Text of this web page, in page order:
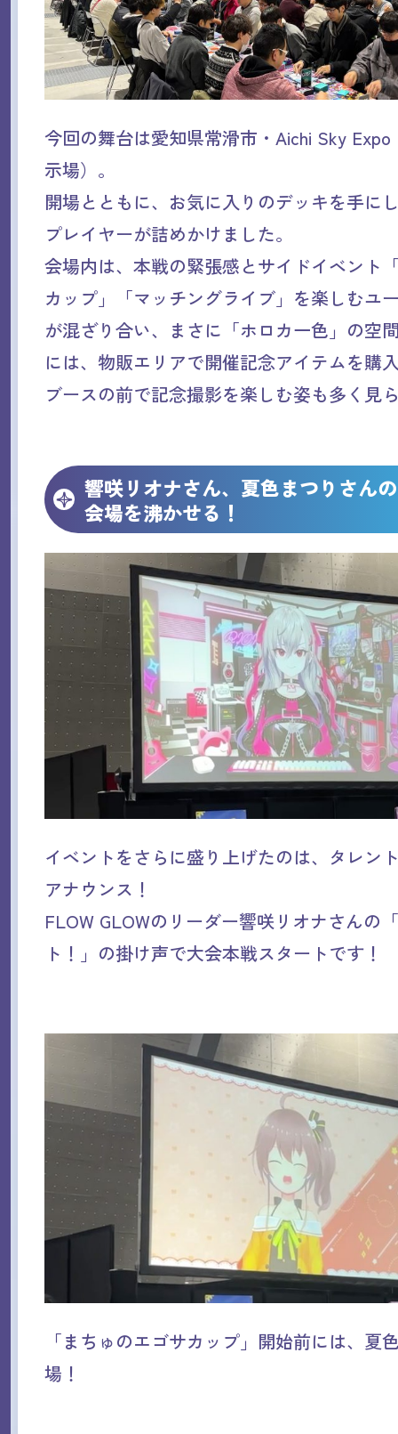
今回の舞台は愛知県常滑市・Aichi Sky
示場）。
開場とともに、お気に入りのデッキを手に
プレイヤーが詰めかけました。
会場内は、本戦の緊張感とサイドイベント
カップ」「マッチングライブ」を楽しむユ
が混ざり合い、まさに「ホロカ一色」の空
には、物販エリアで開催記念アイテムを購
ブースの前で記念撮影を楽しむ姿も多く見
響咲リオナさん、夏色まつりさん
会場を沸かせる！
イベントをさらに盛り上げたのは、タレン
アナウンス！
FLOW GLOWのリーダー響咲リオナさんの
ト！」の掛け声で大会本戦スタートです！
「まちゅのエゴサカップ」開始前には、夏
場！